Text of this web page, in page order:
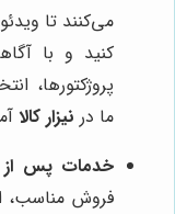
می‌کنند تا
کنید و با
پروژکتورها،
ما در نیزار کالا
خدمات پس
فروش مناسب،